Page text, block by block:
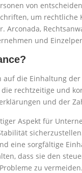
von
um
Arconada,
und
auf die Einhaltung
die rechtzeitige und
und der
Aspekt für
eine sorgfältige
dass sie den
zu vermeiden.